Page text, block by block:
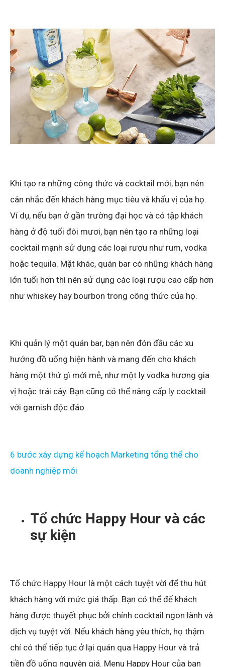
Khi tạo ra những công thức và cocktail mới, bạn nên
cân nhắc đến khách hàng mục tiêu và khẩu vị của họ.
Ví dụ, nếu bạn ở gần trường đại học và có tập khách
hàng ở độ tuổi đôi mươi, bạn nên tạo ra những loại
cocktail mạnh sử dụng các loại rượu như rum, vodka
hoặc tequila. Mặt khác, quán bar có những khách hàng
lớn tuổi hơn thì nên sử dụng các loại rượu cao cấp hơn
như whiskey hay bourbon trong công thức của họ.
Khi quản lý một quán bar, bạn nên đón đầu các xu
hướng đồ uống hiện hành và mang đến cho khách
hàng một thứ gì mới mẻ, như một ly vodka hương gia
vị hoặc trái cây. Bạn cũng có thể nâng cấp ly cocktail
với garnish độc đáo.
6 bước xây dựng kế hoạch Marketing tổng thể cho
doanh nghiệp mới
Tổ chức Happy Hour và các
sự kiện
Tổ chức Happy Hour là một cách tuyệt vời để thu hút
khách hàng với mức giá thấp. Bạn có thể để khách
hàng được thuyết phục bởi chính cocktail ngon lành và
dịch vụ tuyệt vời. Nếu khách hàng yêu thích, họ thậm
chí có thể tiếp tục ở lại quán qua Happy Hour và trả
tiền đồ uống nguyên giá. Menu Happy Hour của bạn